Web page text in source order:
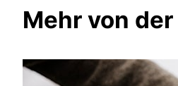
Mehr von